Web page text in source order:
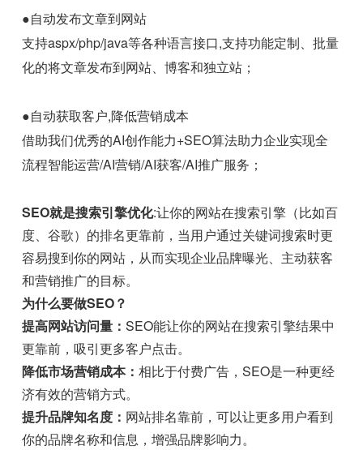
●自动发布文章到网站
支持aspx/php/java等各种语言接口,支持功能定制、批量
化的将文章发布到网站、博客和独立站；
●自动获取客户,降低营销成本
借助我们优秀的AI创作能力+SEO算法助力企业实现全
流程智能运营/AI营销/AI获客/AI推广服务；
SEO就是搜索引擎优化:让你的网站在搜索引擎（比如百
度、谷歌）的排名更靠前，当用户通过关键词搜索时更
容易搜到你的网站，从而实现企业品牌曝光、主动获客
和营销推广的目标。
为什么要做SEO？
提高网站访问量：SEO能让你的网站在搜索引擎结果中
更靠前，吸引更多客户点击。
降低市场营销成本：相比于付费广告，SEO是一种更经
济有效的营销方式。
提升品牌知名度： 网站排名靠前，可以让更多用户看到
你的品牌名称和信息，增强品牌影响力。